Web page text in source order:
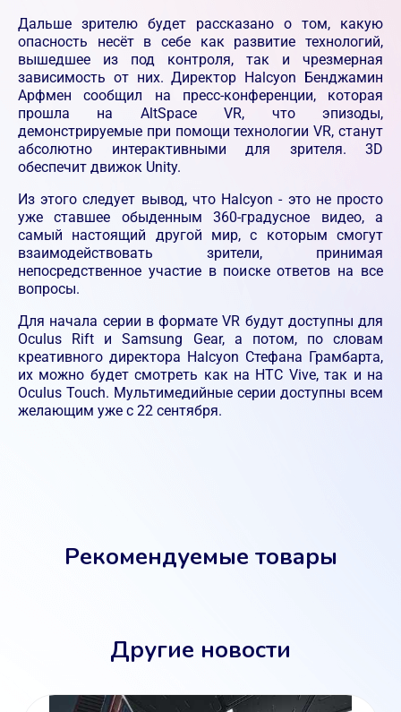
Дальше зрителю будет рассказано о том, какую
опасность несёт в себе как развитие технологий,
вышедшее из под контроля, так и чрезмерная
зависимость от них. Директор Halcyon Бенджамин
Арфмен сообщил на пресс-конференции, которая
прошла на AltSpace VR, что эпизоды,
демонстрируемые при помощи технологии VR, станут
абсолютно интерактивными для зрителя. 3D
обеспечит движок Unity.
Из этого следует вывод, что Halcyon - это не просто
уже ставшее обыденным 360-градусное видео, а
самый настоящий другой мир, с которым смогут
взаимодействовать зрители, принимая
непосредственное участие в поиске ответов на все
вопросы.
Для начала серии в формате VR будут доступны для
Oculus Rift и Samsung Gear, а потом, по словам
креативного директора Halcyon Стефана Грамбарта,
их можно будет смотреть как на HTC Vive, так и на
Oculus Touch. Мультимедийные серии доступны всем
желающим уже с 22 сентября.
Рекомендуемые товары
Другие новости